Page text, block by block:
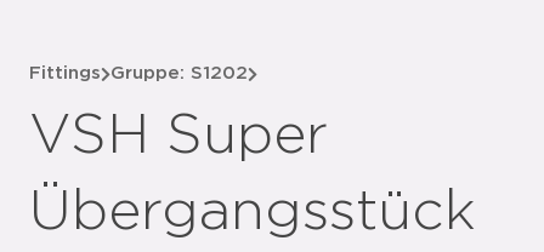
Fittings Gruppe: S1202
VSH Super
Übergangsstück